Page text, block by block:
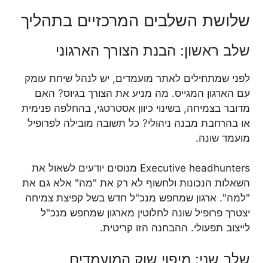
שלושת השלבים המרכזיים בתהליך
שלב ראשון: הבנת הצורך הארגוני
לפני שמתחילים לאתר מועמדים, יש לנהל שיחת עומק
עם הארגון המגייס. מה מניע את הצורך בגיוס? האם
מדובר בצמיחה, בשינוי כיוון אסטרטגי, בהחלפה פנימית
או בהרחבת מבנה ניהולי? כל תשובה מובילה לפרופיל
מועמד שונה.
Executive headhunters מנוסים יודעים לשאול את
השאלות הנכונות ולחשוף לא רק את "מה" אלא גם את
"למה". ארגון שמחפש מנכ"ל חדש בשל קפיצת צמיחה
יצטרך פרופיל שונה לחלוטין מארגון שמחפש מנכ"ל
לייצוב תפעולי. ההבחנה הזו קריטית.
שלב שני: מיפוי שוק המועמדים